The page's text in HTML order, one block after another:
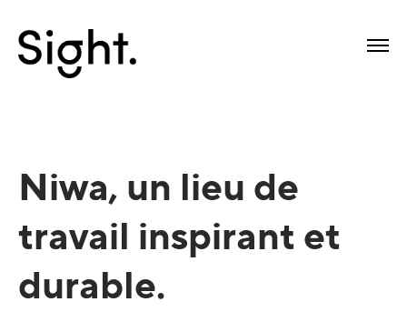
Niwa, un lieu de
travail inspirant et
durable.